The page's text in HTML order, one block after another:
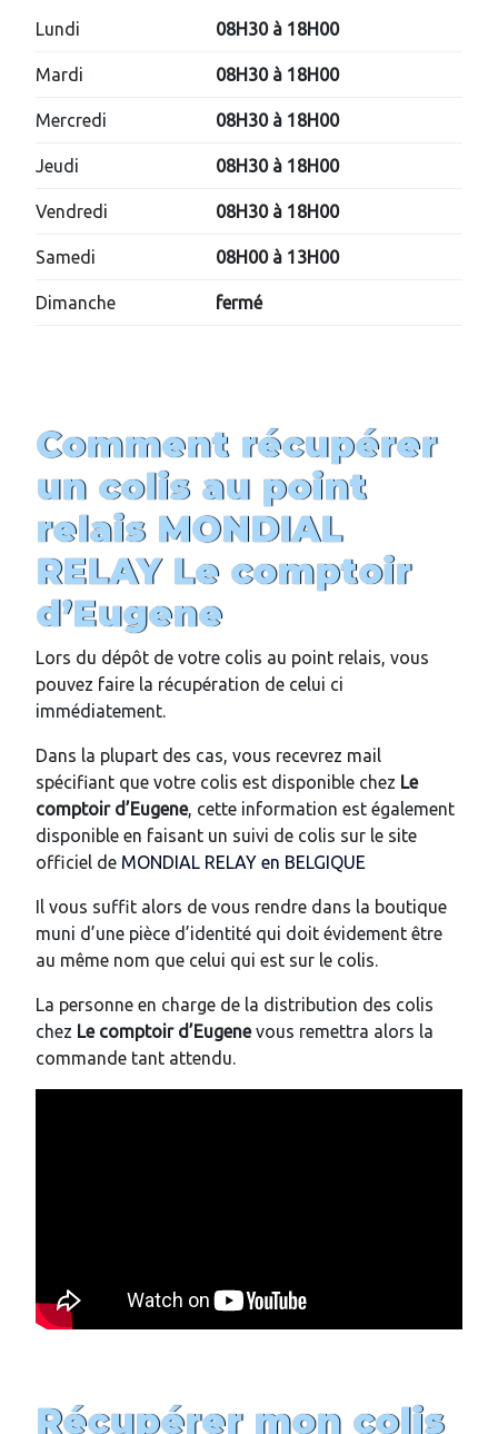
Lundi 08H30 à 18H00
Mardi 08H30 à 18H00
Mercredi 08H30 à 18H00
Jeudi 08H30 à 18H00
Vendredi 08H30 à 18H00
Samedi 08H00 à 13H00
Dimanche fermé
Comment récupérer
un colis au point
relais MONDIAL
RELAY Le comptoir
d’Eugene
Lors du dépôt de votre colis au point relais, vous
pouvez faire la récupération de celui ci
immédiatement.
Dans la plupart des cas, vous recevrez mail
spécifiant que votre colis est disponible chez Le
comptoir d’Eugene, cette information est également
disponible en faisant un suivi de colis sur le site
officiel de MONDIAL RELAY en BELGIQUE
Il vous suffit alors de vous rendre dans la boutique
muni d’une pièce d’identité qui doit évidement être
au même nom que celui qui est sur le colis.
La personne en charge de la distribution des colis
chez Le comptoir d’Eugenevous remettra alors la
commande tant attendu.
Récupérer mon colis